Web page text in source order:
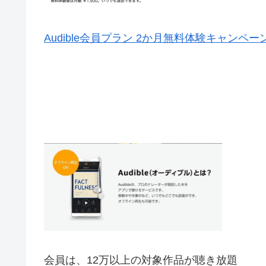
Audible会員プラン 2か月無料体験キャンペー
会員は、12万以上の対象作品が聴き放題